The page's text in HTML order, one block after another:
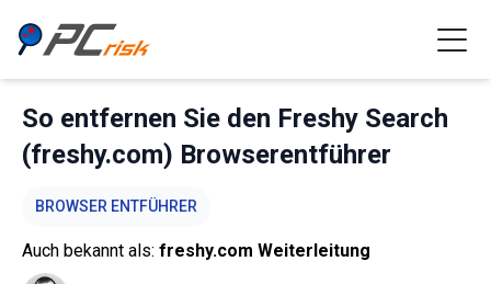
So entfernen Sie den Freshy Search
(freshy.com) Browserentführer
BROWSER ENTFÜHRER
Auch bekannt als: freshy.com Weiterleitung